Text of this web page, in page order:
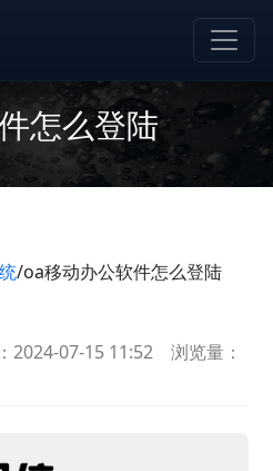
怎么登陆
/oa移动办公软件怎么登陆
2024-07-15 11:52
浏览量：